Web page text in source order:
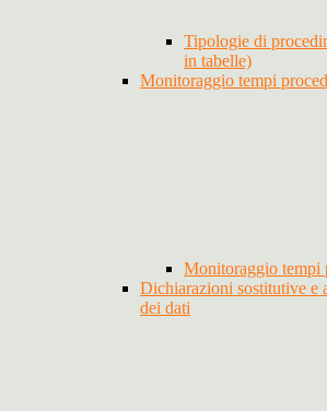
Tipologie di
in tabelle)
Monitoraggio tempi
Monitoraggio tempi
Dichiarazioni sostitutive e
dei dati